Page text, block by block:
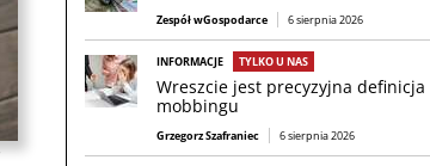
Zespół wGospodarce 6 sierpnia 2026
INFORMACJE TYLKO U NAS
Wreszcie jest precyzyjna definicja
mobbingu
Grzegorz Szafraniec 6 sierpnia 2026